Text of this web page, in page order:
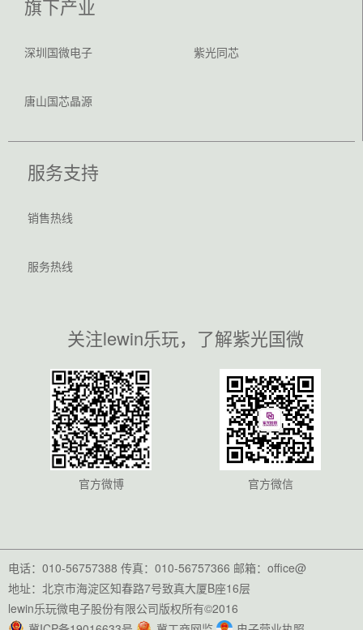
旗下产业
深圳国微电子 紫光同芯
唐山国芯晶源
服务支持
销售热线
服务热线
关注lewin乐玩，了解紫光国微
官方微博 官方微信
电话：010-56757388 传真：010-56757366 邮箱：office@
地址：北京市海淀区知春路7号致真大厦B座16层
lewin乐玩微电子股份有限公司版权所有©2016